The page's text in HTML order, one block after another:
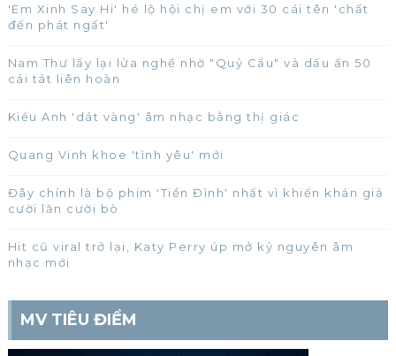
'Em Xinh Say Hi' hé lộ hội chị em với 30 cái tên 'chất
đến phát ngất'
Nam Thư lấy lại lửa nghề nhờ "Quỷ Cẩu" và dấu ấn 50
cái tát liên hoàn
Kiều Anh 'dát vàng' âm nhạc bằng thị giác
Quang Vinh khoe 'tình yêu' mới
Đây chính là bộ phim 'Tiền Đình' nhất vì khiến khán giả
cười lăn cười bò
Hit cũ viral trở lại, Katy Perry úp mở kỷ nguyên âm
nhạc mới
MV TIÊU ĐIỂM